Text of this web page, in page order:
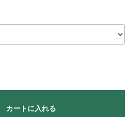
カートに入れる